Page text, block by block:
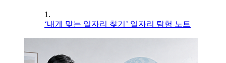
1.
‘내게 맞는 일자리 찾기’ 일자리 탐험 노트